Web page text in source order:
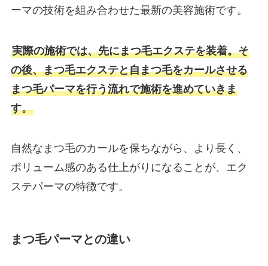
ーマの技術を組み合わせた最新の美容施術です。
実際の施術では、先にまつ毛エクステを装着。そ
の後、まつ毛エクステと自まつ毛をカールさせる
まつ毛パーマを行う流れで施術を進めていきま
す。
自然なまつ毛のカールを保ちながら、より長く、
ボリューム感のある仕上がりになることが、エク
ステパーマの特徴です。
まつ毛パーマとの違い